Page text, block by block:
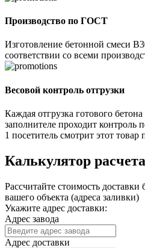
Производство по ГОСТ
Изготовление бетонной смеси
соответствии со всеми
Весовой контроль отгрузки
Каждая отгрузка готового
заполнителе проходит контроль
1 посетитель смотрит этот товар
Калькулятор
Рассчитайте стоимость
вашего объекта (адреса заливки)
Укажите адрес доставки:
Адрес завода
Адрес доставки